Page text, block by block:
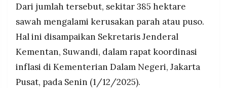
Dari jumlah tersebut, sekitar 385 hektare
sawah mengalami kerusakan parah atau puso.
Hal ini disampaikan Sekretaris Jenderal
Kementan, Suwandi, dalam rapat koordinasi
inflasi di Kementerian Dalam Negeri, Jakarta
Pusat, pada Senin (1/12/2025).